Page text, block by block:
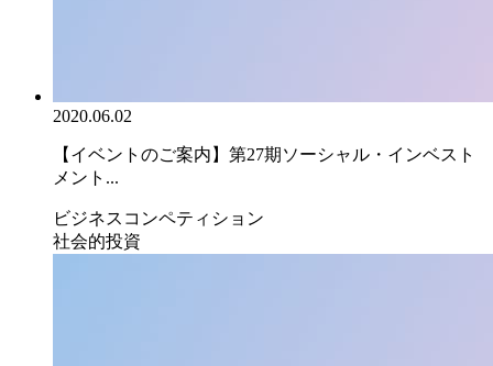
2020.06.02
【イベントのご案内】第27期ソーシャル・インベスト
メント...
ビジネスコンペティション
社会的投資